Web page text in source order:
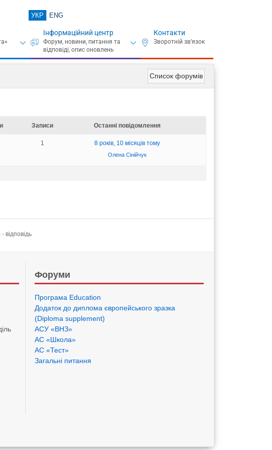
УКР ENG
Інформаційний центр Контакти
Список форумів
Записи Останні повідомлення
1 8 років, 10 місяців тому
Олена Сінійчук
відповідь
Форуми
Програма Eduсation
Додаток до диплома європейського зразка
(Diploma supplement)
АСУ «ВНЗ»
АС «Школа»
АС «Тест»
Загальні питання